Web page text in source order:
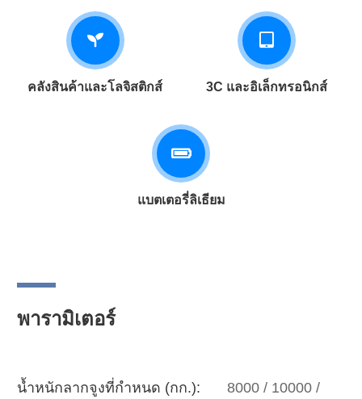
คลังสินค้าและโลจิสติกส์ 3C และอิเล็กทรอนิกส์
แบตเตอรี่ลิเธียม
พารามิเตอร์
น้ำหนักลากจูงที่กำหนด (กก.):
8000 / 10000 /